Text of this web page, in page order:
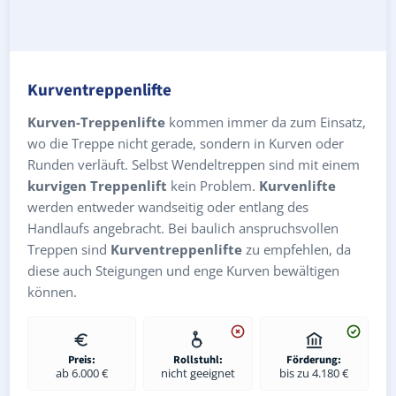
Kurventreppenlifte
Kurven-Treppenlifte kommen immer da zum Einsatz,
wo die Treppe nicht gerade, sondern in Kurven oder
Runden verläuft. Selbst Wendeltreppen sind mit einem
kurvigen Treppenlift kein Problem. Kurvenlifte
werden entweder wandseitig oder entlang des
Handlaufs angebracht. Bei baulich anspruchsvollen
Treppen sind Kurventreppenlifte zu empfehlen, da
diese auch Steigungen und enge Kurven bewältigen
können.
Preis:
ab 6.000 €
Rollstuhl:
nicht geeignet
Förderung:
bis zu 4.180 €